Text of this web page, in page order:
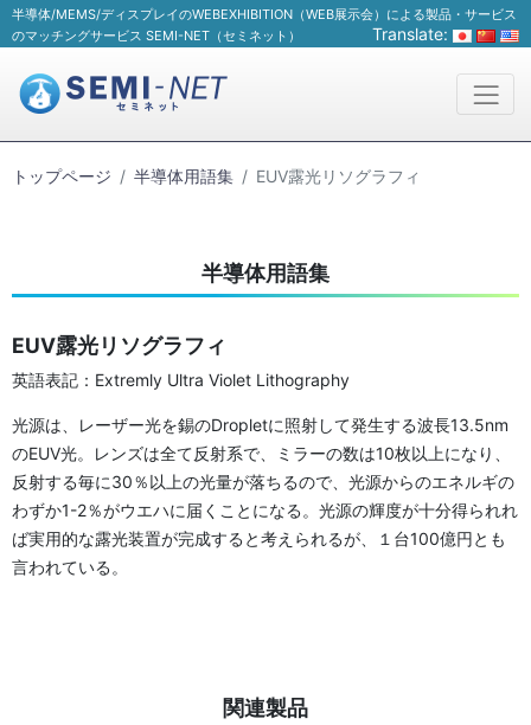
半導体/MEMS/ディスプレイのWEBEXHIBITION（WEB展示会）による製品・サービス
のマッチングサービス SEMI-NET（セミネット）
Translate:
トップページ 半導体用語集 EUV露光リソグラフィ
半導体用語集
EUV露光リソグラフィ
英語表記：Extremly Ultra Violet Lithography
光源は、レーザー光を錫のDropletに照射して発生する波長13.5nm
のEUV光。レンズは全て反射系で、ミラーの数は10枚以上になり、
反射する毎に30％以上の光量が落ちるので、光源からのエネルギの
わずか1-2％がウエハに届くことになる。光源の輝度が十分得られれ
ば実用的な露光装置が完成すると考えられるが、１台100億円とも
言われている。
関連製品